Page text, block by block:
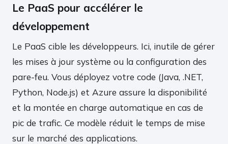
Le PaaS pour accélérer le
développement
Le PaaS cible les développeurs. Ici, inutile de gérer
les mises à jour système ou la configuration des
pare-feu. Vous déployez votre code (Java, .NET,
Python, Node.js) et Azure assure la disponibilité
et la montée en charge automatique en cas de
pic de trafic. Ce modèle réduit le temps de mise
sur le marché des applications.